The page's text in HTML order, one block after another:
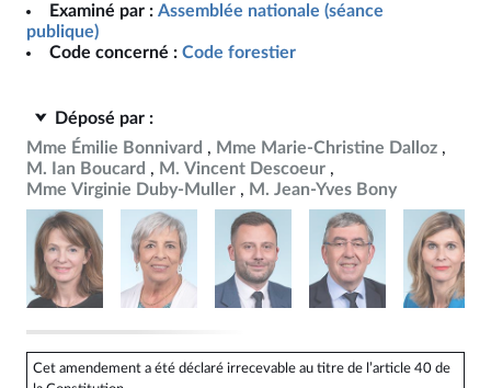
Examiné par : Assemblée nationale (séance
publique)
Code concerné : Code forestier
Déposé par :
Mme Émilie Bonnivard
Mme Marie-Christine Dalloz
M. Ian Boucard
M. Vincent Descoeur
Mme Virginie Duby-Muller
M. Jean-Yves Bony
Cet amendement a été déclaré irrecevable au titre de l’article 40 de